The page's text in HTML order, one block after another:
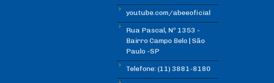
youtube.com/abeeoficial
Rua Pascal, Nº 1353 -
Bairro Campo Belo | São
Paulo -SP
Telefone: (11) 3881-8180